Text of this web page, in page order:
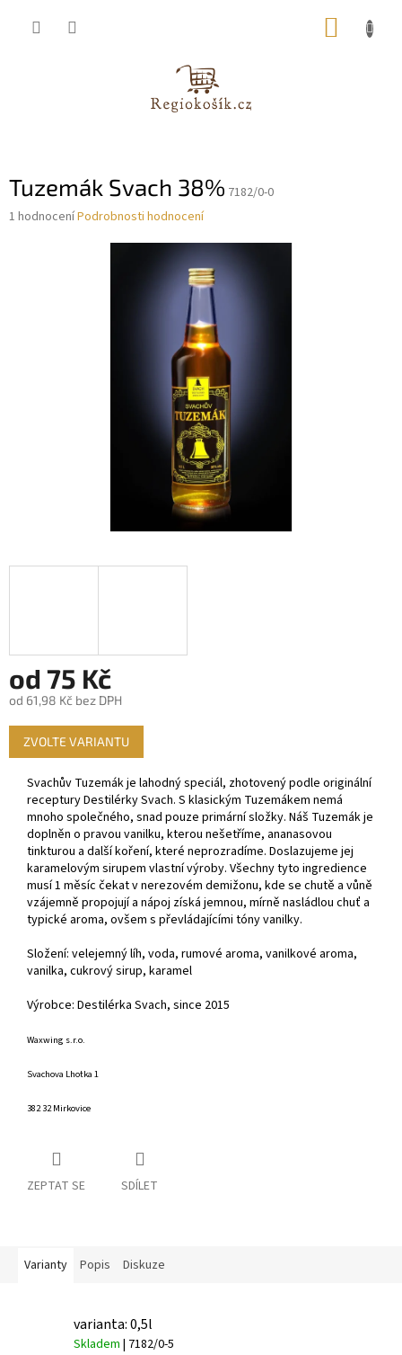
Tuzemák Svach 38% 7182/0-0
Průměrné
1 hodnoceníPodrobnosti hodnocení
od 75 Kč
od 61,98 Kč bez DPH
Měrná
cena:
ZVOLTE VARIANTU
Svachův Tuzemák je lahodný speciál, zhotovený podle originální
receptury Destilérky Svach. S klasickým Tuzemákem nemá
mnoho společného, snad pouze primární složky. Náš Tuzemák je
doplněn o pravou vanilku, kterou nešetříme, ananasovou
tinkturou a další koření, které neprozradíme. Doslazujeme jej
karamelovým sirupem vlastní výroby. Všechny tyto ingredience
musí 1 měsíc čekat v nerezovém demižonu, kde se chutě a vůně
vzájemně propojují a nápoj získá jemnou, mírně nasládlou chuť a
typické aroma, ovšem s převládajícími tóny vanilky.
Složení: velejemný líh, voda, rumové aroma, vanilkové aroma,
vanilka, cukrový sirup, karamel
Výrobce: Destilérka Svach, since 2015
Waxwing s.r.o.
Svachova Lhotka 1
382 32 Mirkovice
ZEPTAT SE SDÍLET
Varianty Popis Diskuze
varianta: 0,5l
Skladem | 7182/0-5